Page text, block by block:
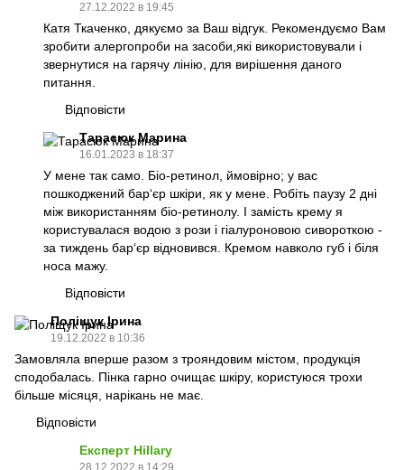
27.12.2022 в 19:45
Катя Ткаченко, дякуємо за Ваш відгук. Рекомендуємо Вам
зробити алергопроби на засоби,які використовували і
звернутися на гарячу лінію, для вирішення даного
питання.
Відповісти
Тарасюк Марина
16.01.2023 в 18:37
У мене так само. Біо-ретинол, ймовірно; у вас
пошкоджений бар‘єр шкіри, як у мене. Робіть паузу 2 дні
між використанням біо-ретинолу. І замість крему я
користувалася водою з рози і гіалуроновою сивороткою -
за тиждень бар‘єр відновився. Кремом навколо губ і біля
носа мажу.
Відповісти
Поліщук Ірина
19.12.2022 в 10:36
Замовляла вперше разом з трояндовим містом, продукція
сподобалась. Пінка гарно очищає шкіру, користуюся трохи
більше місяця, нарікань не має.
Відповісти
Експерт Hillary
28.12.2022 в 14:29